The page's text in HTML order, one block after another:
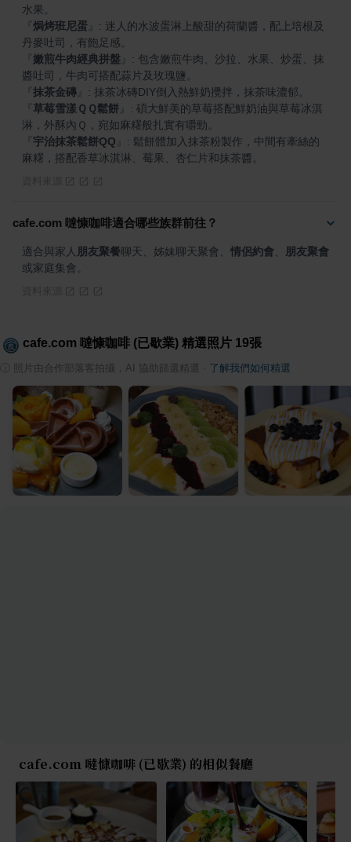
焗烤班尼蛋
: 迷人的水波蛋淋上酸甜的荷蘭醬，配上培根及
嫩煎牛肉經典拼盤
: 包含嫩煎牛肉、沙拉、水果、炒蛋、抹
抹茶金磚
草莓雪漾ＱＱ鬆餅
: 碩大鮮美的草莓搭配鮮奶油與草莓冰淇
宇治抹茶鬆餅QQ
: 鬆餅體加入抹茶粉製作，中間有牽絲的
麻糬，搭配香草冰淇淋、莓果、杏仁片和抹茶醬。
cafe.com 噠慷咖啡適合哪些族群前往？
適合與家人 朋友聚餐聊天、姊妹聊天聚會、 情侶約會
朋友聚會
或家庭集會。
cafe.com 噠慷咖啡 (已歇業) 精選照片 19張
照片由合作部落客拍攝，AI 協助篩選精選 了解我們如何精選
cafe.com 噠慷咖啡 (已歇業) 的相似餐廳